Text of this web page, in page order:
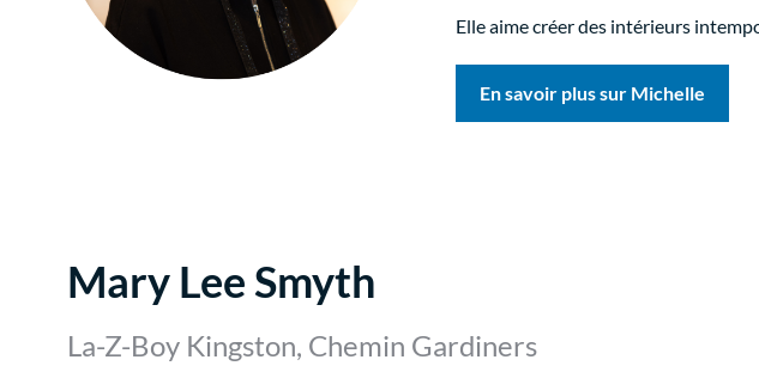
Elle aime créer des intérieurs
En savoir plus sur Michelle
Mary Lee Smyth
La-Z-Boy Kingston, Chemin Gardiners